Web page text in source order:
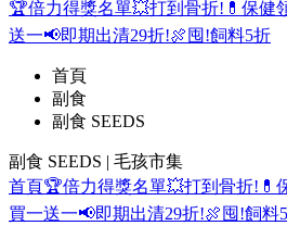
🏆倍力得獎名單💥打到骨折! 💊保健
送一📢即期出清29折!🍖囤!飼料5折
首頁
副食
副食 SEEDS
副食 SEEDS | 毛孩市集
首頁🏆倍力得獎名單💥打到骨折! 💊
買一送一📢即期出清29折!🍖囤!飼料